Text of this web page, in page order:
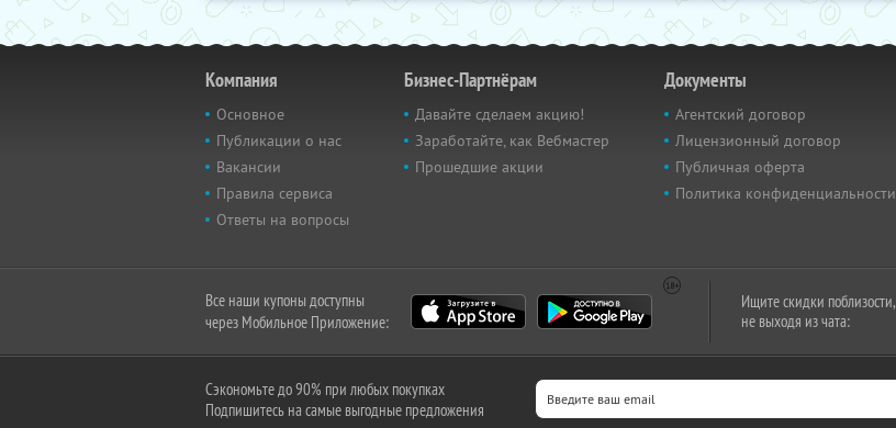
Компания
Основное
Публикации о нас
Вакансии
Правила сервиса
Ответы на вопросы
Бизнес-Партнёрам
Давайте сделаем акцию!
Заработайте, как Вебмастер
Прошедшие акции
Документы
Агентский договор
Лицензионный договор
Публичная оферта
Политика конфиденциальности
Все наши купоны доступны
через Мобильное Приложение:
Ищите скидки поблизости,
не выходя из чата:
Сэкономьте до 90% при любых покупках
Подпишитесь на самые выгодные предложения